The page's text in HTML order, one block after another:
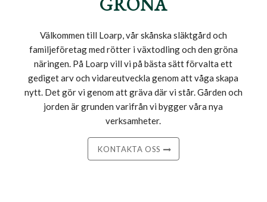
Välkommen till Loarp, vår skånska släktgård och
familjeföretag med rötter i växtodling och den gröna
näringen. På Loarp vill vi på bästa sätt förvalta ett
gediget arv och vidareutveckla genom att våga skapa
nytt. Det gör vi genom att gräva där vi står. Gården och
jorden är grunden varifrån vi bygger våra nya
verksamheter.
KONTAKTA OSS